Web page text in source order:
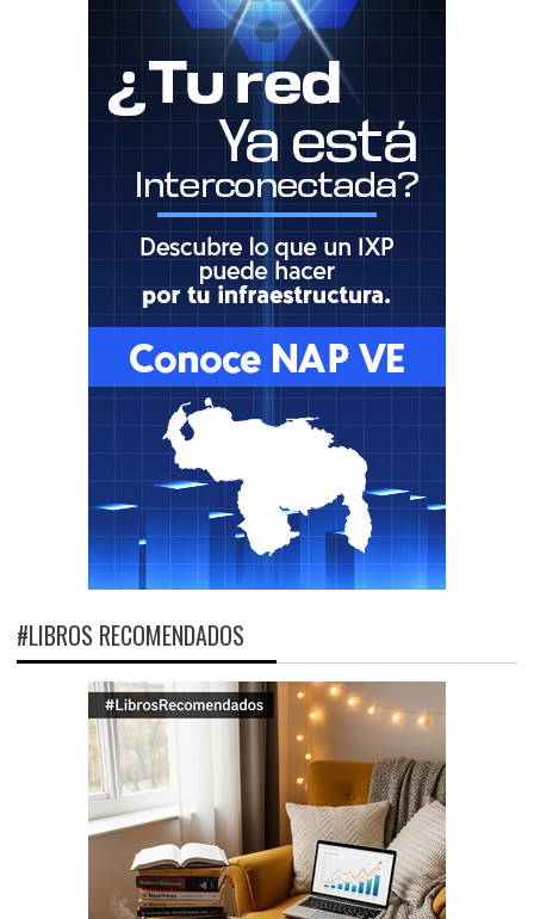
#LIBROS RECOMENDADOS